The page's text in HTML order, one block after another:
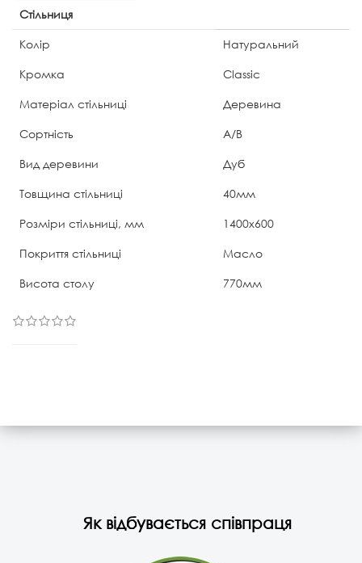
Стільниця
Колір
Натуральний
Кромка
Classic
Матеріал стільниці
Деревина
Сортність
А/В
Вид деревини
Дуб
Товщина стільниці
40мм
Розміри стільниці, мм
1400х600
Покриття стільниці
Масло
Висота столу
770мм
Як відбувається співпраця